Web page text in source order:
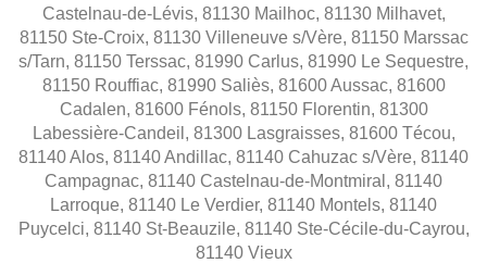
Castelnau-de-Lévis, 81130 Mailhoc, 81130 Milhavet,
81150 Ste-Croix, 81130 Villeneuve s/Vère, 81150 Marssac
s/Tarn, 81150 Terssac, 81990 Carlus, 81990 Le Sequestre,
81150 Rouffiac, 81990 Saliès, 81600 Aussac, 81600
Cadalen, 81600 Fénols, 81150 Florentin, 81300
Labessière-Candeil, 81300 Lasgraisses, 81600 Técou,
81140 Alos, 81140 Andillac, 81140 Cahuzac s/Vère, 81140
Campagnac, 81140 Castelnau-de-Montmiral, 81140
Larroque, 81140 Le Verdier, 81140 Montels, 81140
Puycelci, 81140 St-Beauzile, 81140 Ste-Cécile-du-Cayrou,
81140 Vieux